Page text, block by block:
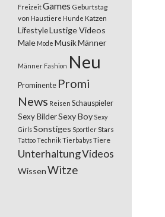
FreizeitGames Geburtstag
von Haustiere Hunde Katzen
LifestyleLustige Videos
Male Mode MusikMänner
Männer Fashion Neu
Prominente Promi
News Reisen Schauspieler
Sexy BilderSexy Boy Sexy
GirlsSonstiges SportlerStars
TattooTechnikTierbabysTiere
UnterhaltungVideos
WissenWitze